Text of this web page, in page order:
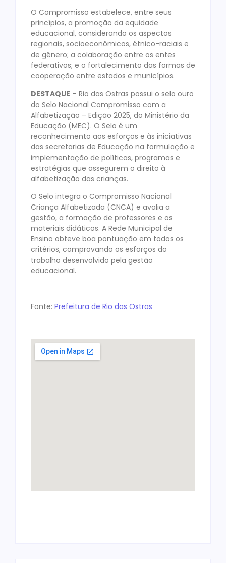
O Compromisso estabelece, entre seus
princípios, a promoção da equidade
educacional, considerando os aspectos
regionais, socioeconômicos, étnico-raciais e
de gênero; a colaboração entre os entes
federativos; e o fortalecimento das formas de
cooperação entre estados e municípios.
DESTAQUE – Rio das Ostras possui o selo ouro
do Selo Nacional Compromisso com a
Alfabetização – Edição 2025, do Ministério da
Educação (MEC). O Selo é um
reconhecimento aos esforços e às iniciativas
das secretarias de Educação na formulação e
implementação de políticas, programas e
estratégias que assegurem o direito à
alfabetização das crianças.
O Selo integra o Compromisso Nacional
Criança Alfabetizada (CNCA) e avalia a
gestão, a formação de professores e os
materiais didáticos. A Rede Municipal de
Ensino obteve boa pontuação em todos os
critérios, comprovando os esforços do
trabalho desenvolvido pela gestão
educacional.
Fonte: Prefeitura de Rio das Ostras